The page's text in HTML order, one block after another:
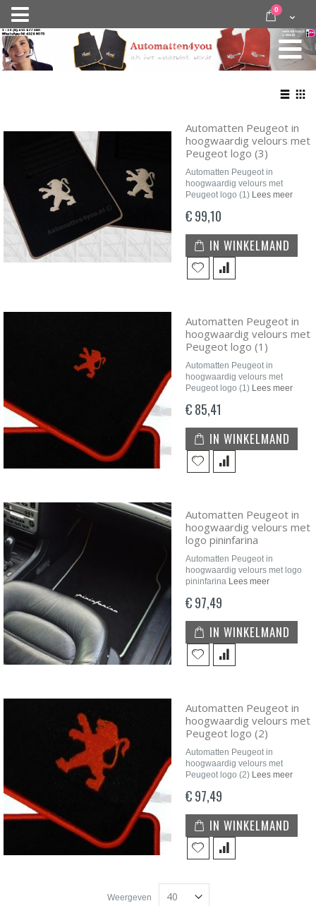
Nav
activeren
door
inhoud
Cart
0 items
Automatten Peugeot in
hoogwaardig velours met
Peugeot logo (3)
Automatten Peugeot in
hoogwaardig velours met
Peugeot logo (1) Lees meer
€ 99,10
IN WINKELMAND
Automatten Peugeot in
hoogwaardig velours met
Peugeot logo (1)
Automatten Peugeot in
hoogwaardig velours met
Peugeot logo (1) Lees meer
€ 85,41
IN WINKELMAND
Automatten Peugeot in
hoogwaardig velours met
logo pininfarina
Automatten Peugeot in
hoogwaardig velours met logo
pininfarina Lees meer
€ 97,49
IN WINKELMAND
Automatten Peugeot in
hoogwaardig velours met
Peugeot logo (2)
Automatten Peugeot in
hoogwaardig velours met
Peugeot logo (2) Lees meer
€ 97,49
IN WINKELMAND
Weergeven